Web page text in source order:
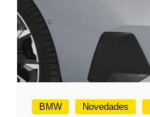
BMW Novedades